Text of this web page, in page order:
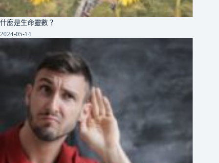
什麼是生命靈數？
2024-05-14